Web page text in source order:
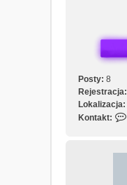
Posty: 8
Rejestracja:
Lokalizacja:
Kontakt: